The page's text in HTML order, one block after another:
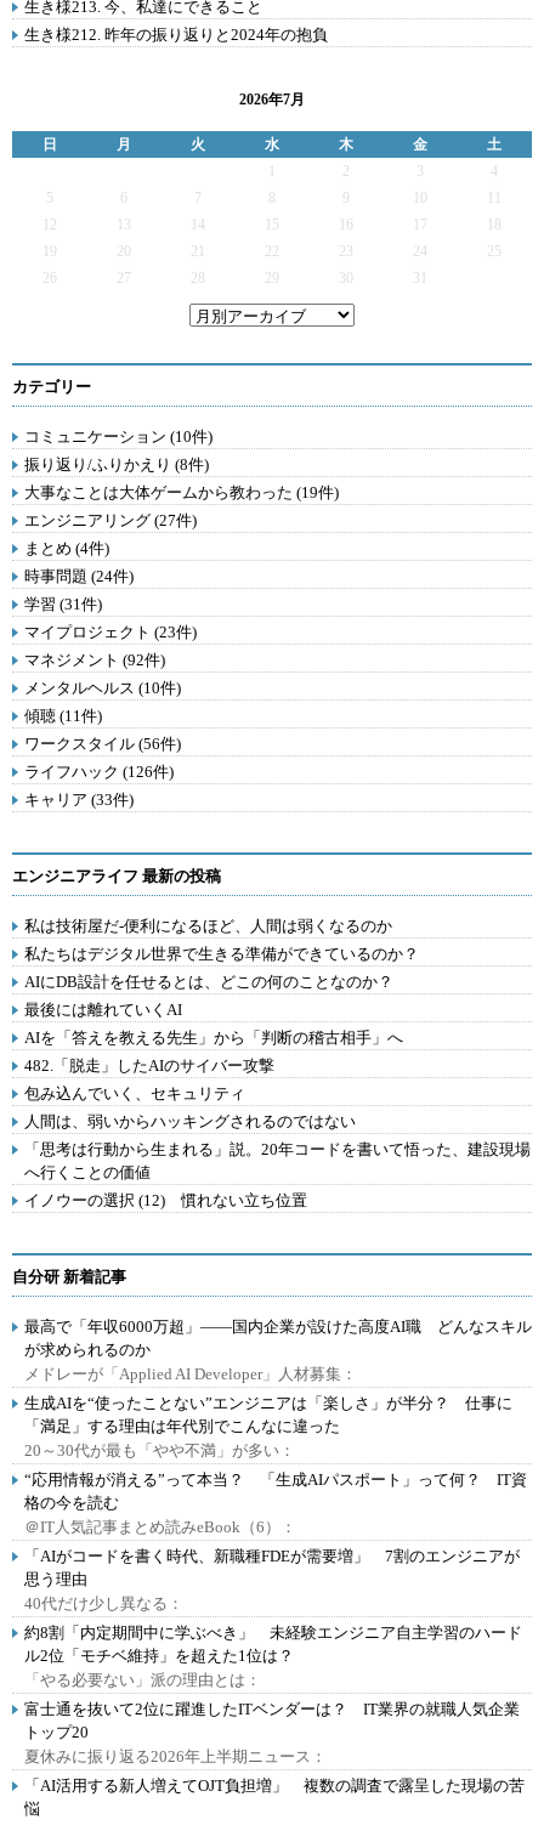
生き様213. 今、私達にできること
生き様212. 昨年の振り返りと2024年の抱負
2026年7月
日 月 火 水 木 金
土
2 3
4
5
6 7 9
12
13 14 15 16 17
19
20 21 22 23 24
25
26
27 28 29 30 31
カテゴリー
コミュニケーション (10件)
振り返り/ふりかえり (8件)
大事なことは大体ゲームから教わった (19件)
エンジニアリング (27件)
まとめ (4件)
時事問題 (24件)
学習 (31件)
マイプロジェクト (23件)
マネジメント (92件)
メンタルヘルス (10件)
傾聴 (11件)
ワークスタイル (56件)
ライフハック (126件)
キャリア (33件)
エンジニアライフ 最新の投稿
私は技術屋だ-便利になるほど、人間は弱くなるのか
私たちはデジタル世界で生きる準備ができているのか？
AIにDB設計を任せるとは、どこの何のことなのか？
最後には離れていくAI
AIを「答えを教える先生」から「判断の稽古相手」へ
482.「脱走」したAIのサイバー攻撃
包み込んでいく、セキュリティ
人間は、弱いからハッキングされるのではない
「思考は行動から生まれる」説。20年コードを書いて悟った、建設現場
へ行くことの価値
イノウーの選択 (12) 慣れない立ち位置
自分研 新着記事
最高で「年収6000万超」――国内企業が設けた高度AI職 どんなスキル
が求められるのか
メドレーが「Applied AI Developer」人材募集：
生成AIを“使ったことない”エンジニアは「楽しさ」が半分？ 仕事に
「満足」する理由は年代別でこんなに違った
20～30代が最も「やや不満」が多い：
“応用情報が消える”って本当？ 「生成AIパスポート」って何？ IT資
格の今を読む
＠IT人気記事まとめ読みeBook（6）：
「AIがコードを書く時代、新職種FDEが需要増」 7割のエンジニアが
思う理由
40代だけ少し異なる：
約8割「内定期間中に学ぶべき」 未経験エンジニア自主学習のハード
ル2位「モチベ維持」を超えた1位は？
「やる必要ない」派の理由とは：
富士通を抜いて2位に躍進したITベンダーは？ IT業界の就職人気企業
トップ20
夏休みに振り返る2026年上半期ニュース：
「AI活用する新人増えてOJT負担増」 複数の調査で露呈した現場の苦
悩